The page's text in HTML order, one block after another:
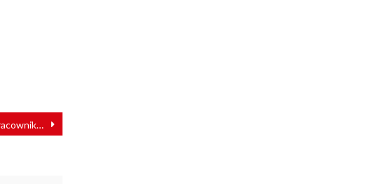
Alstom szkoli pracowników Kolei Azerbejdżańskich